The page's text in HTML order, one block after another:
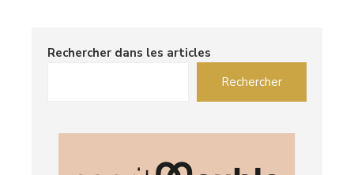
Rechercher dans les articles
Rechercher